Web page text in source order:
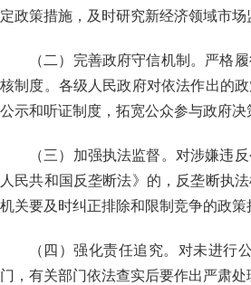
定政策措施，及时研究新经济领域市
（二）完善政府守信机制。严格
核制度。各级人民政府对依法作出的
公示和听证制度，拓宽公众参与政府
（三）加强执法监督。对涉嫌违
人民共和国反垄断法》的，反垄断执
机关要及时纠正排除和限制竞争的政
（四）强化责任追究。对未进行
门，有关部门依法查实后要作出严肃